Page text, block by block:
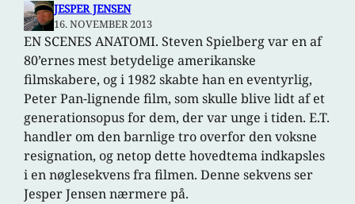
JESPER JENSEN
16. NOVEMBER 2013
EN SCENES ANATOMI. Steven Spielberg var en af
80’ernes mest betydelige amerikanske
filmskabere, og i 1982 skabte han en eventyrlig,
Peter Pan-lignende film, som skulle blive lidt af et
generationsopus for dem, der var unge i tiden. E.T.
handler om den barnlige tro overfor den voksne
resignation, og netop dette hovedtema indkapsles
i en nøglesekvens fra filmen. Denne sekvens ser
Jesper Jensen nærmere på.